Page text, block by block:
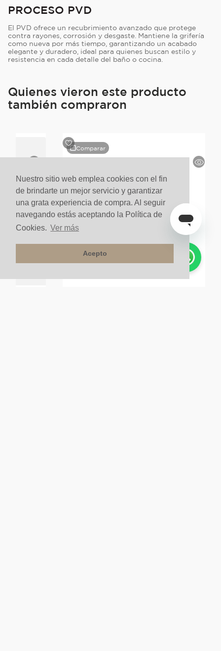
Nuestro sitio web emplea cookies con el fin
de brindarte un mejor servicio y garantizar
una grata experiencia de compra. Al seguir
navegando estás aceptando la Política de
Cookies. Ver más
Acepto
PROCESO PVD
El PVD ofrece un recubrimiento avanzado que protege
contra rayones, corrosión y desgaste. Mantiene la grifería
como nueva por más tiempo, garantizando un acabado
elegante y duradero, ideal para quienes buscan estilo y
resistencia en cada detalle del baño o cocina.
Quienes vieron este producto
también compraron
Comparar